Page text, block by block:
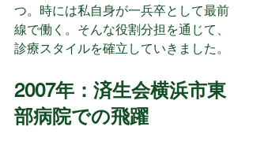
つ。時には私自身が一兵卒として最前
線で働く。そんな役割分担を通じて、
診療スタイルを確立していきました。
2007年：済生会横浜市東
部病院での飛躍